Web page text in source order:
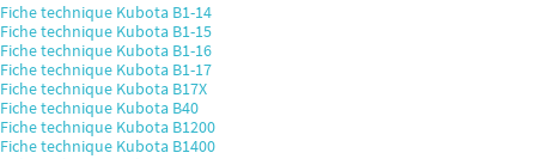
Fiche technique Kubota B1-14
Fiche technique Kubota B1-15
Fiche technique Kubota B1-16
Fiche technique Kubota B1-17
Fiche technique Kubota B17X
Fiche technique Kubota B40
Fiche technique Kubota B1200
Fiche technique Kubota B1400